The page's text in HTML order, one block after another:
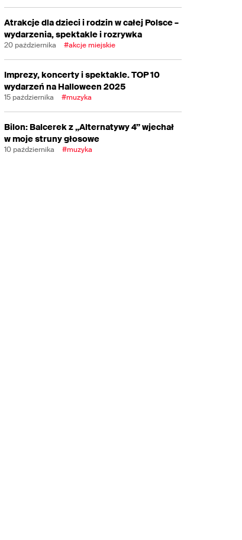
Atrakcje dla dzieci i rodzin w całej Polsce –
wydarzenia, spektakle i rozrywka
20 października #akcje miejskie
Imprezy, koncerty i spektakle. TOP 10
wydarzeń na Halloween 2025
15 października #muzyka
Bilon: Balcerek z „Alternatywy 4” wjechał
w moje struny głosowe
10 października #muzyka